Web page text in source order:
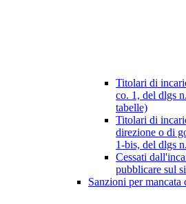
Titolari di
co. 1, del dlgs
tabelle)
Titolari di
direzione o di
1-bis, del dlgs
Cessati
pubblicare sul
Sanzioni per